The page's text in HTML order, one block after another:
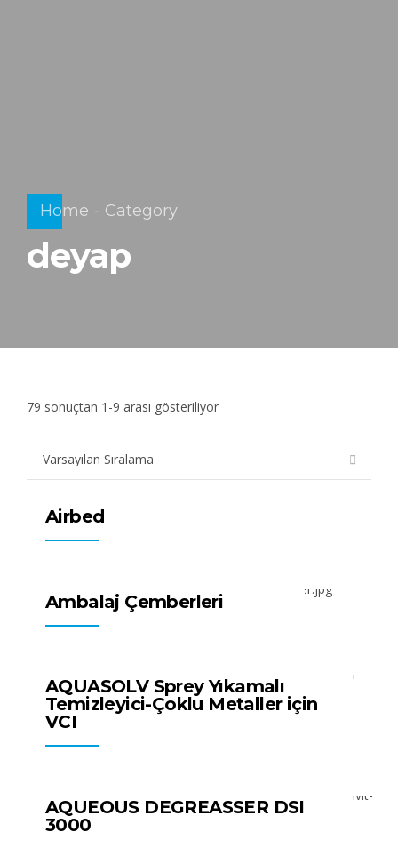
Home Category
deyap
79 sonuçtan 1-9 arası gösteriliyor
Airbed
Ambalaj Çemberleri
AQUASOLV Sprey Yıkamalı
Temizleyici-Çoklu Metaller için
VCI
AQUEOUS DEGREASSER DSI
3000